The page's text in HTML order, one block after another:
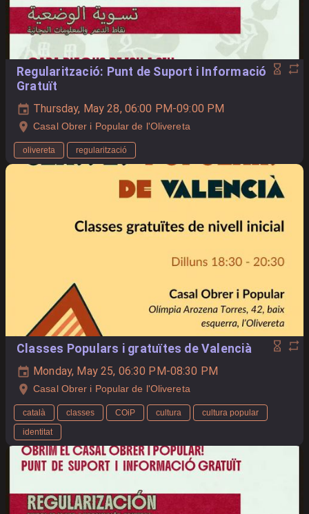
Regularització: Punt de Suport i Informació
Gratuït
Thursday, May 28, 06:00 PM-09:00 PM
Casal Obrer i Popular de l'Olivereta
olivereta regularització
Classes Populars i gratuïtes de Valencià
Monday, May 25, 06:30 PM-08:30 PM
Casal Obrer i Popular de l'Olivereta
català classes COiP cultura
cultura popular
identitat